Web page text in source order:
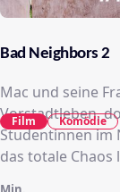
Bad Neighbors 2
Mac und seine
Vorstadtleben,
Studentinnen im
das totale Chaos
Film Komödie